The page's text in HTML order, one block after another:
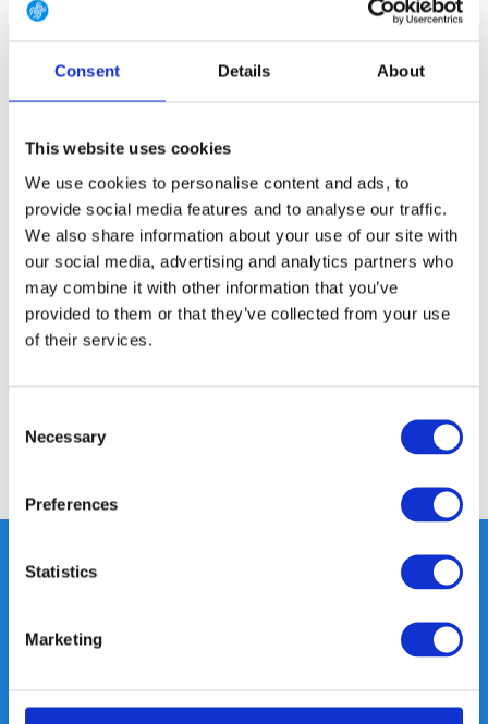
Consent Details About
This website uses cookies
We use cookies to personalise content and ads, to
provide social media features and to analyse our traffic.
We also share information about your use of our site with
our social media, advertising and analytics partners who
may combine it with other information that you’ve
provided to them or that they’ve collected from your use
of their services.
Selection
Necessary
Preferences
Statistics
Marketing
deployments, staying a few days in the great outdoors, or bugging
GRATIS LEVERING VANAF € 100
350m2 FYSIEKE WINKEL
24/7 ONLINE WINKELEN
Productomschrijving
Specificaties
contact met ons op.